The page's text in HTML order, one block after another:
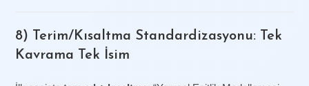
8) Terim/Kısaltma Standardizasyonu: Tek
Kavrama Tek İsim